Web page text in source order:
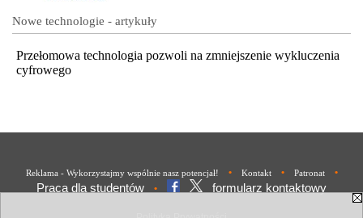
Nowe technologie - artykuły
Przełomowa technologia pozwoli na zmniejszenie wykluczenia
cyfrowego
Reklama - Wykorzystajmy wspólnie nasz potencjał! • Kontakt • Patronat •
Praca dla studentów • formularz kontaktowy